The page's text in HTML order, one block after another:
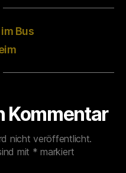
Bus
Kommentar
nicht veröffentlicht.
mit * markiert